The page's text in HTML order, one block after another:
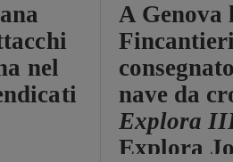
nel
A Genova
nave da
Explora
Explora